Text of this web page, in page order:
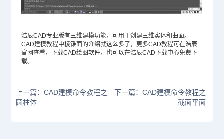
浩辰CAD专业版有三维建模功能，可用于创建三维实体和曲面。
CAD建模教程中棱锥面的介绍就这么多了，更多CAD教程可在浩辰
官网查看，下载CAD绘图软件，也可以在浩辰CAD下载中心免费下
载。
上一篇：CAD建模命令教程之
圆柱体
下一篇：CAD建模命令教程之
截面平面